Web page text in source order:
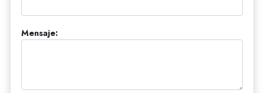
Mensaje: